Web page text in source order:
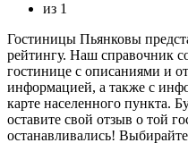
из 1
Гостиницы Пьянковы
рейтингу. Наш справочник
гостинице с описаниями и
информацией, а также с
карте населенного пункта.
оставите свой отзыв о той
останавливались!